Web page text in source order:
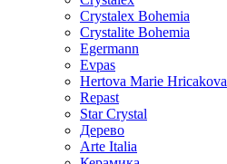
Crystalex Bohemia
Crystalite Bohemia
Egermann
Evpas
Hertova Marie Hricakova
Repast
Star Crystal
Дерево
Arte Italia